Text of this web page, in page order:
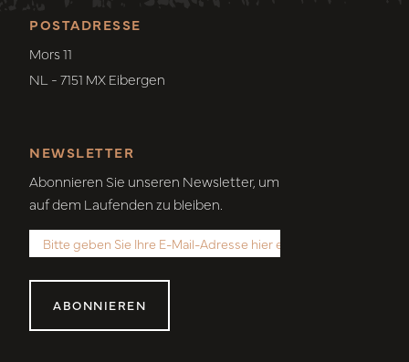
POSTADRESSE
Mors 11
NL - 7151 MX Eibergen
NEWSLETTER
Abonnieren Sie unseren Newsletter, um
auf dem Laufenden zu bleiben.
ABONNIEREN